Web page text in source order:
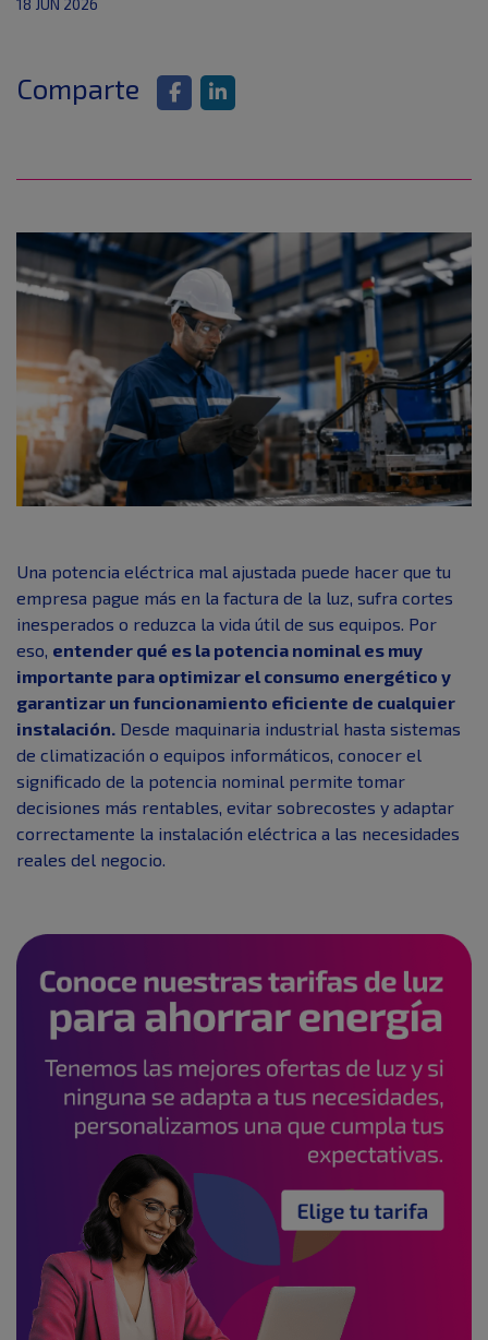
18 JUN 2026
Comparte
Una potencia eléctrica mal ajustada puede hacer que tu
empresa pague más en la factura de la luz, sufra cortes
inesperados o reduzca la vida útil de sus equipos. Por
eso, entender qué es la potencia nominal es muy
importante para optimizar el consumo energético y
garantizar un funcionamiento eficiente de cualquier
instalación. Desde maquinaria industrial hasta sistemas
de climatización o equipos informáticos, conocer el
significado de la potencia nominal permite tomar
decisiones más rentables, evitar sobrecostes y adaptar
correctamente la instalación eléctrica a las necesidades
reales del negocio.